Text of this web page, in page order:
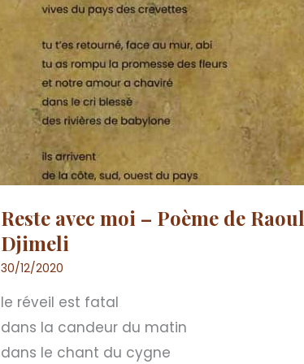
Reste avec moi – Poème de Raoul
Djimeli
30/12/2020
le réveil est fatal
dans la candeur du matin
dans le chant du cygne